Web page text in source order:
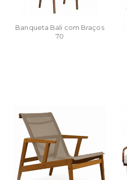
Banqueta Bali com Braços
70